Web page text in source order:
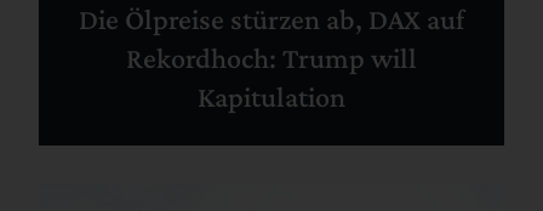
Die Ölpreise stürzen ab, DAX auf
Rekordhoch: Trump will
Kapitulation